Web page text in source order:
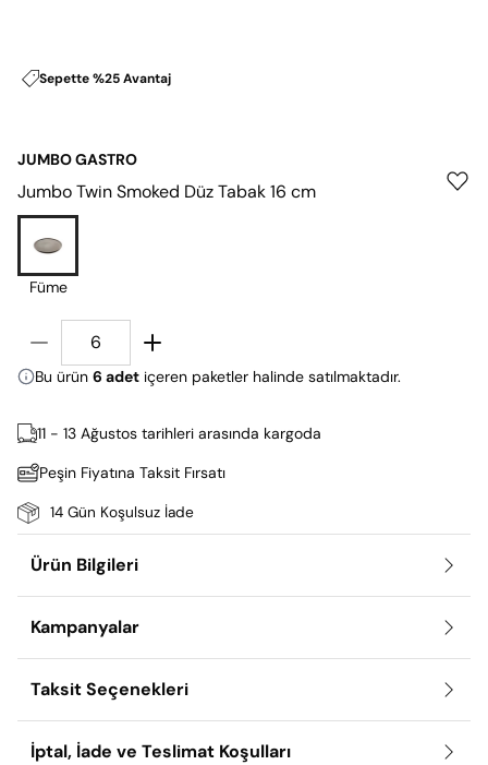
Sepette %25 Avantaj
JUMBO GASTRO
Jumbo Twin Smoked Düz Tabak 16 cm
Füme
Bu ürün 6 adet içeren paketler halinde satılmaktadır.
11 - 13 Ağustos tarihleri arasında kargoda
Peşin Fiyatına Taksit Fırsatı
14 Gün Koşulsuz İade
Ürün Bilgileri
Kampanyalar
Taksit Seçenekleri
İptal, İade ve Teslimat Koşulları